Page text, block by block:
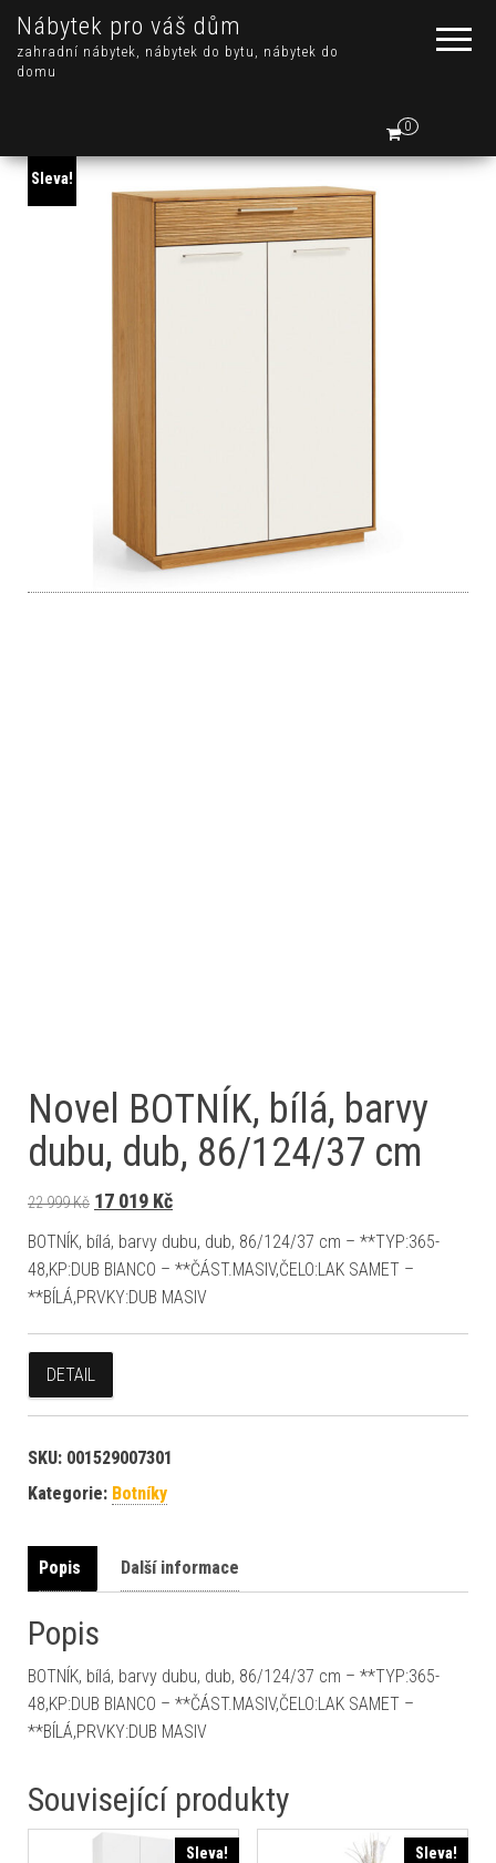
Nábytek pro váš dům
zahradní nábytek, nábytek do bytu, nábytek do
domu
0
Sleva!
Novel BOTNÍK, bílá, barvy
dubu, dub, 86/124/37 cm
22 999Kč Původní cena byla: 22 999 Kč.
17 019 KčAktuální cena je: 17 019 Kč.
BOTNÍK, bílá, barvy dubu, dub, 86/124/37 cm – **TYP:365-
48,KP:DUB BIANCO – **ČÁST.MASIV,ČELO:LAK SAMET –
**BÍLÁ,PRVKY:DUB MASIV
DETAIL
SKU: 001529007301
Kategorie: Botníky
Popis Další informace
Popis
BOTNÍK, bílá, barvy dubu, dub, 86/124/37 cm – **TYP:365-
48,KP:DUB BIANCO – **ČÁST.MASIV,ČELO:LAK SAMET –
**BÍLÁ,PRVKY:DUB MASIV
Související produkty
Sleva! Sleva!